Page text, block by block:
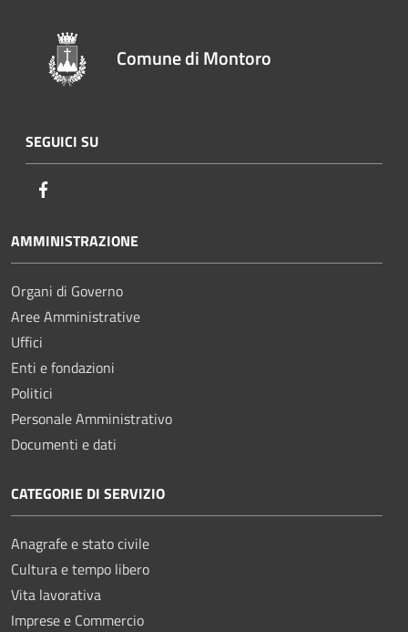
Comune di Montoro
SEGUICI SU
AMMINISTRAZIONE
Organi di Governo
Aree Amministrative
Uffici
Enti e fondazioni
Politici
Personale Amministrativo
Documenti e dati
CATEGORIE DI SERVIZIO
Anagrafe e stato civile
Cultura e tempo libero
Vita lavorativa
Imprese e Commercio